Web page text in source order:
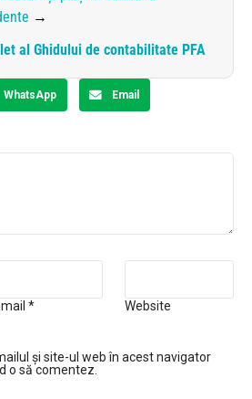
→
al Ghidului de contabilitate PFA
WhatsApp Email
* Website
și site-ul web în acest navigator
o să comentez.